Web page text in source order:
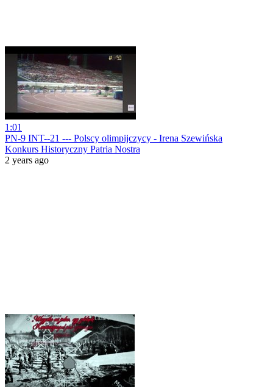
1:01
PN-9 INT--21 --- Polscy olimpijczycy - Irena Szewińska
Konkurs Historyczny Patria Nostra
2 years ago